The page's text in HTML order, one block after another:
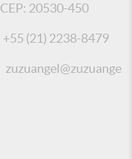
CEP: 20530-450
+55 (21) 2238-8479